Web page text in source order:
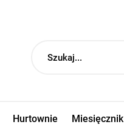
Hurtownie Miesięcznik